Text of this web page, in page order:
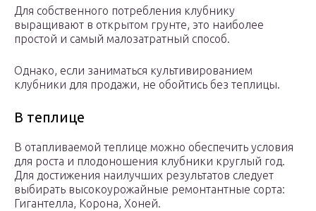
Для собственного потребления клубнику
выращивают в открытом грунте, это наиболее
простой и самый малозатратный способ.
Однако, если заниматься культивированием
клубники для продажи, не обойтись без теплицы.
В теплице
В отапливаемой теплице можно обеспечить условия
для роста и плодоношения клубники круглый год.
Для достижения наилучших результатов следует
выбирать высокоурожайные ремонтантные сорта:
Гигантелла, Корона, Хоней.